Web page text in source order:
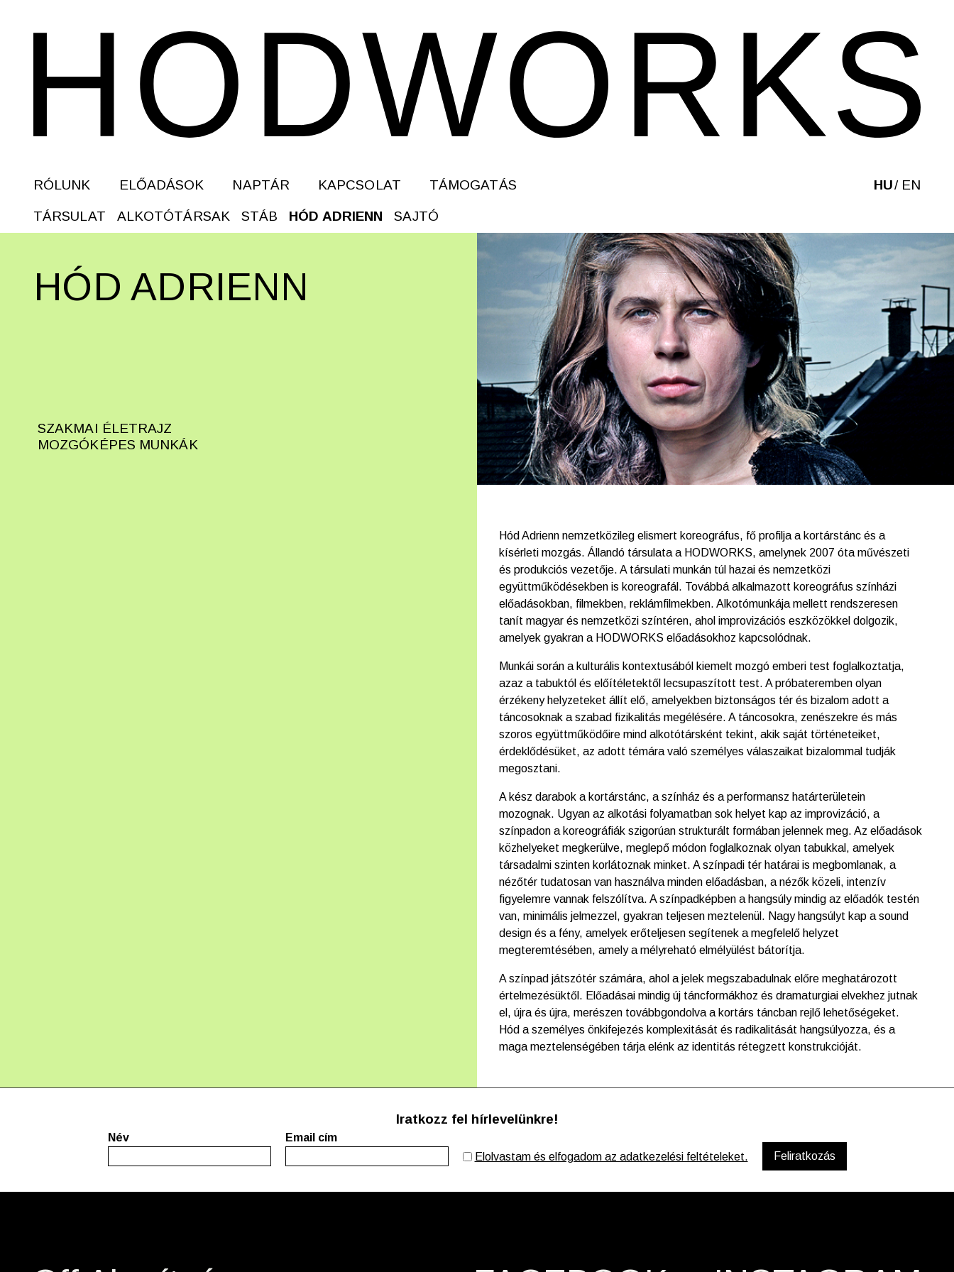
RÓLUNK
TÁRSULAT ALKOTÓTÁRSAK STÁB HÓD ADRIENN SAJTÓ
ELŐADÁSOK NAPTÁR KAPCSOLAT TÁMOGATÁS HU EN
HÓD ADRIENN
SZAKMAI ÉLETRAJZ
MOZGÓKÉPES MUNKÁK
Hód Adrienn nemzetközileg elismert koreográfus, fő profilja a kortárstánc és a
kísérleti mozgás. Állandó társulata a HODWORKS, amelynek 2007 óta művészeti
és produkciós vezetője. A társulati munkán túl hazai és nemzetközi
együttműködésekben is koreografál. Továbbá alkalmazott koreográfus színházi
előadásokban, filmekben, reklámfilmekben. Alkotómunkája mellett rendszeresen
tanít magyar és nemzetközi színtéren, ahol improvizációs eszközökkel dolgozik,
amelyek gyakran a HODWORKS előadásokhoz kapcsolódnak.
Munkái során a kulturális kontextusából kiemelt mozgó emberi test foglalkoztatja,
azaz a tabuktól és előítéletektől lecsupaszított test. A próbateremben olyan
érzékeny helyzeteket állít elő, amelyekben biztonságos tér és bizalom adott a
táncosoknak a szabad fizikalitás megélésére. A táncosokra, zenészekre és más
szoros együttműködőire mind alkotótársként tekint, akik saját történeteiket,
érdeklődésüket, az adott témára való személyes válaszaikat bizalommal tudják
megosztani.
A kész darabok a kortárstánc, a színház és a performansz határterületein
mozognak. Ugyan az alkotási folyamatban sok helyet kap az improvizáció, a
színpadon a koreográfiák szigorúan strukturált formában jelennek meg. Az előadások
közhelyeket megkerülve, meglepő módon foglalkoznak olyan tabukkal, amelyek
társadalmi szinten korlátoznak minket. A színpadi tér határai is megbomlanak, a
nézőtér tudatosan van használva minden előadásban, a nézők közeli, intenzív
figyelemre vannak felszólítva. A színpadképben a hangsúly mindig az előadók testén
van, minimális jelmezzel, gyakran teljesen meztelenül. Nagy hangsúlyt kap a sound
design és a fény, amelyek erőteljesen segítenek a megfelelő helyzet
megteremtésében, amely a mélyreható elmélyülést bátorítja.
A színpad játszótér számára, ahol a jelek megszabadulnak előre meghatározott
értelmezésüktől. Előadásai mindig új táncformákhoz és dramaturgiai elvekhez jutnak
el, újra és újra, merészen továbbgondolva a kortárs táncban rejlő lehetőségeket.
Hód a személyes önkifejezés komplexitását és radikalitását hangsúlyozza, és a
maga meztelenségében tárja elénk az identitás rétegzett konstrukcióját.
Iratkozz fel hírlevelünkre!
Név
Email cím
Elolvastam és elfogadom az adatkezelési feltételeket.